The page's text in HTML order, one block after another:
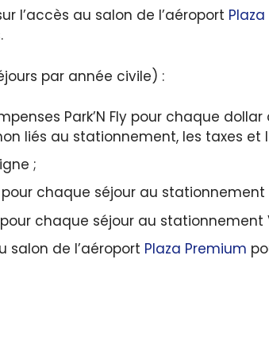
l’accès au salon de l’aéroport
par année civile) :
Park’N Fly pour chaque
liés au stationnement, les taxes et
;
chaque séjour au stationnement
chaque séjour au stationnement
salon de l’aéroport Plaza Premium